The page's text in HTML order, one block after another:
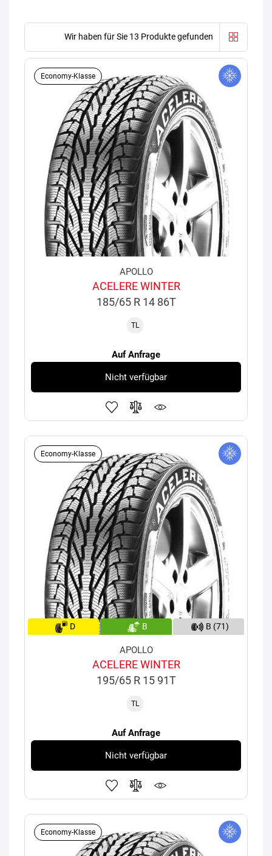
Wir haben für Sie 13 Produkte gefunden
Economy-Klasse
APOLLO
ACELERE WINTER
185/65 R 14 86T
TL
Auf Anfrage
Nicht verfügbar
Economy-Klasse
D B B (71)
APOLLO
ACELERE WINTER
195/65 R 15 91T
TL
Auf Anfrage
Nicht verfügbar
Economy-Klasse